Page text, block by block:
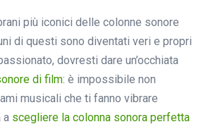
più iconici delle colonne sonore
di questi sono diventati veri e propri
dovresti dare un’occhiata
di film: è impossibile non
musicali che ti fanno vibrare
a scegliere la colonna sonora perfetta